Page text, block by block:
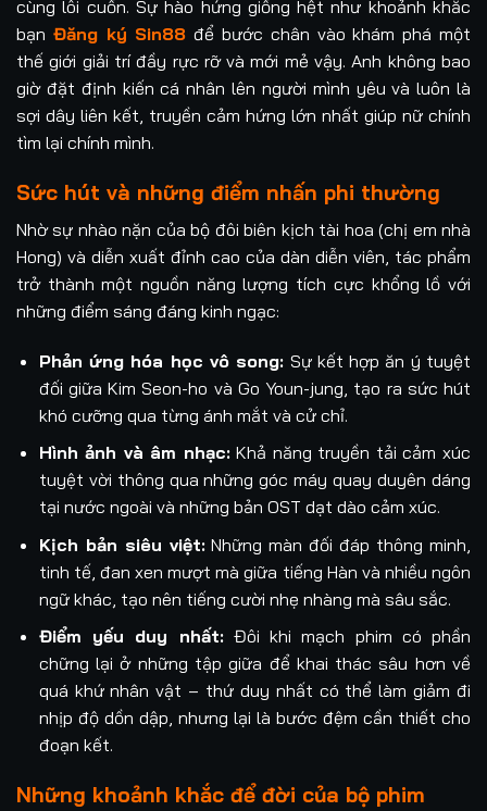
cùng lôi cuốn. Sự hào hứng giống hệt như khoảnh khắc
bạn Đăng ký Sin88 để bước chân vào khám phá một
thế giới giải trí đầy rực rỡ và mới mẻ vậy. Anh không bao
giờ đặt định kiến cá nhân lên người mình yêu và luôn là
sợi dây liên kết, truyền cảm hứng lớn nhất giúp nữ chính
tìm lại chính mình.
Sức hút và những điểm nhấn phi thường
Nhờ sự nhào nặn của bộ đôi biên kịch tài hoa (chị em nhà
Hong) và diễn xuất đỉnh cao của dàn diễn viên, tác phẩm
trở thành một nguồn năng lượng tích cực khổng lồ với
những điểm sáng đáng kinh ngạc:
Phản ứng hóa học vô song: Sự kết hợp ăn ý tuyệt
đối giữa Kim Seon-ho và Go Youn-jung, tạo ra sức hút
khó cưỡng qua từng ánh mắt và cử chỉ.
Hình ảnh và âm nhạc:Khả năng truyền tải cảm xúc
tuyệt vời thông qua những góc máy quay duyên dáng
tại nước ngoài và những bản OST dạt dào cảm xúc.
Kịch bản siêu việt:Những màn đối đáp thông minh,
tinh tế, đan xen mượt mà giữa tiếng Hàn và nhiều ngôn
ngữ khác, tạo nên tiếng cười nhẹ nhàng mà sâu sắc.
Điểm yếu duy nhất:Đôi khi mạch phim có phần
chững lại ở những tập giữa để khai thác sâu hơn về
quá khứ nhân vật – thứ duy nhất có thể làm giảm đi
nhịp độ dồn dập, nhưng lại là bước đệm cần thiết cho
đoạn kết.
Những khoảnh khắc để đời của bộ phim